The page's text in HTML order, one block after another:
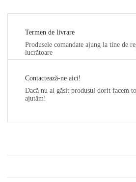
Termen de livrare
Produsele comandate ajung la tine de
lucrătoare
Contactează-ne aici!
Dacă nu ai găsit produsul dorit facem
ajutăm!